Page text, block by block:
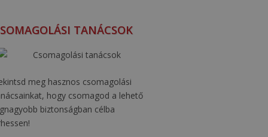
TANÁCSOK
meg hasznos csomagolási
hogy csomagod a lehető
biztonságban célba